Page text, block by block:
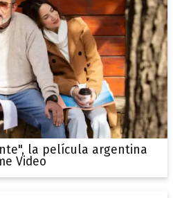
la película argentina
Video